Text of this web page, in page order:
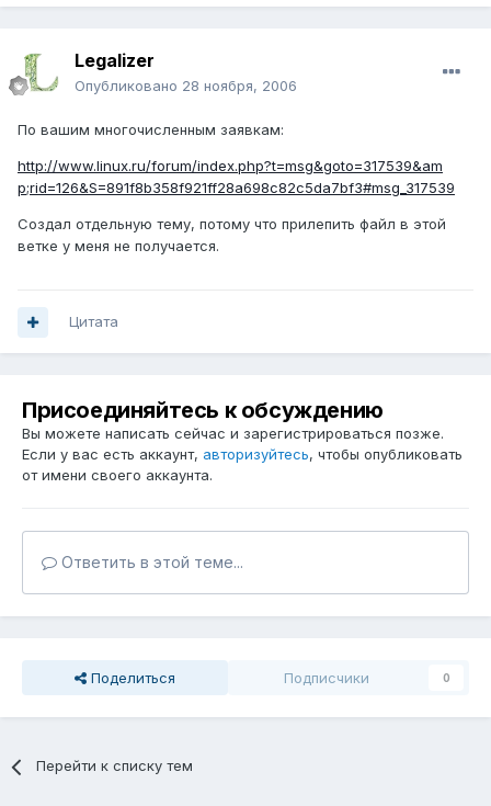
Legalizer
Опубликовано 28 ноября, 2006
По вашим многочисленным заявкам:
http://www.linux.ru/forum/index.php?t=msg&goto=317539&am
p;rid=126&S=891f8b358f921ff28a698c82c5da7bf3#msg_317539
Создал отдельную тему, потому что прилепить файл в этой
ветке у меня не получается.
Цитата
Присоединяйтесь к обсуждению
Вы можете написать сейчас и зарегистрироваться позже.
Если у вас есть аккаунт, авторизуйтесь, чтобы опубликовать
от имени своего аккаунта.
Ответить в этой теме...
Поделиться Подписчики 0
Перейти к списку тем